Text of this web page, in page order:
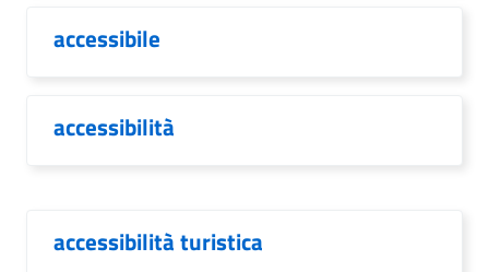
accessibile
accessibilità
accessibilità turistica